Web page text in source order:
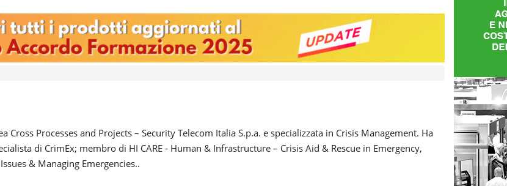
Processes and Projects – Security Telecom Italia S.p.a. e specializzata in Crisis Management. Ha
di CrimEx; membro di HI CARE - Human & Infrastructure – Crisis Aid & Rescue in Emergency,
& Managing Emergencies..